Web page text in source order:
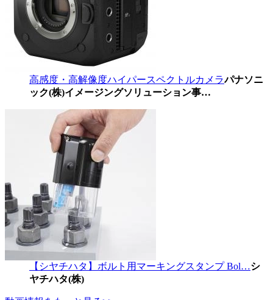
高感度・高解像度ハイパースペクトルカメラパナソニ
ック(株)イメージングソリューション事…
【シヤチハタ】ボルト用マーキングスタンプ Bol…シ
ヤチハタ(株)